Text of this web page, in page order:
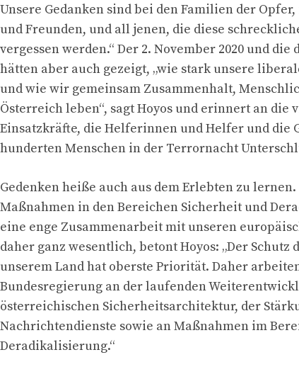
Unsere Gedanken sind bei den Familien der
und Freunden, und all jenen, die diese
vergessen werden.“ Der 2. November 2020 und
hätten aber auch gezeigt, „wie stark unsere
und wie wir gemeinsam Zusammenhalt,
Österreich leben“, sagt Hoyos und erinnert an die
Einsatzkräfte, die Helferinnen und Helfer und die
hunderten Menschen in der Terrornacht
Gedenken heiße auch aus dem Erlebten zu
Maßnahmen in den Bereichen Sicherheit und
eine enge Zusammenarbeit mit unseren
daher ganz wesentlich, betont Hoyos: „Der Schutz
unserem Land hat oberste Priorität. Daher
Bundesregierung an der laufenden
österreichischen Sicherheitsarchitektur, der
Nachrichtendienste sowie an Maßnahmen im
Deradikalisierung.“